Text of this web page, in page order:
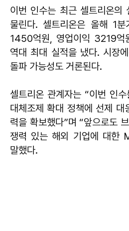
이번 인수는 최근 셀트리온의
물린다. 셀트리온은 올해 1
1450억원, 영업이익 3219억
역대 최대 실적을 냈다. 시장
돌파 가능성도 거론된다.
셀트리온 관계자는 “이번 인
대체조제 확대 정책에 선제 대
력을 확보했다”며 “앞으로도
쟁력 있는 해외 기업에 대한
말했다.